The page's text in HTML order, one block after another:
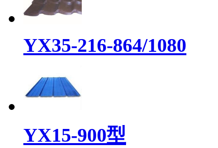
YX35-216-864/1080
YX15-900型